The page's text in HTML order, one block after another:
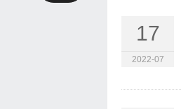
17
2022-07